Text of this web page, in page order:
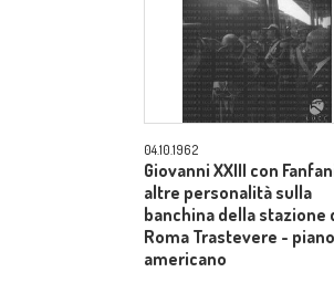
04.10.1962
Giovanni XXIII con
altre personalità sulla
banchina della stazione
Roma Trastevere - piano
americano